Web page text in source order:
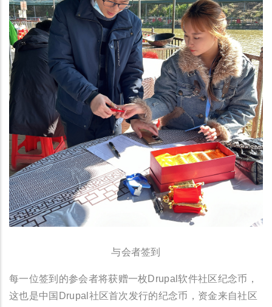
与会者签到
每一位签到的参会者将获赠一枚Drupal软件社区纪念币，
这也是中国Drupal社区首次发行的纪念币，资金来自社区